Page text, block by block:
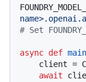
# Set
async def main
await